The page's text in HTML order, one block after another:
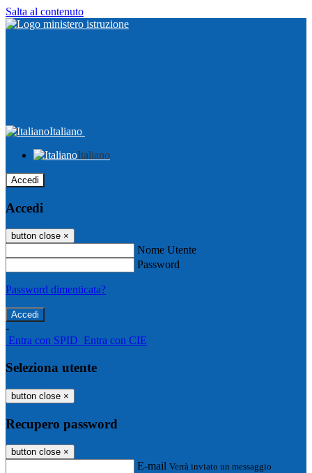
Salta al contenuto
Italiano
Italiano
Accedi
Accedi
button close ×
Nome Utente
Password
Password dimenticata?
-
Entra con SPID Entra con CIE
Seleziona utente
button close ×
Recupero password
button close ×
E-mail Verrà inviato un messaggio